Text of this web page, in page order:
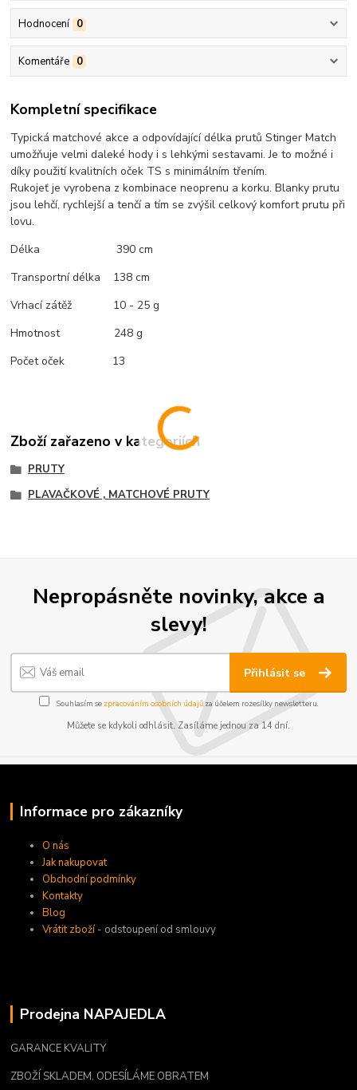
Hodnocení 0
Komentáře 0
Kompletní specifikace
Typická matchové akce a odpovídající délka prutů Stinger Match
umožňuje velmi daleké hody i s lehkými sestavami. Je to možné i
díky použití kvalitních oček TS s minimálním třením.
Rukojeť je vyrobena z kombinace neoprenu a korku.Blanky prutu
jsou lehčí, rychlejší a tenčí a tím se zvýšil celkový komfort prutu při
lovu.
Délka 390 cm
Transportní délka 138 cm
Vrhací zátěž 10 - 25 g
Hmotnost 248 g
Počet oček 13
Zboží zařazeno v kategoriích
PRUTY
PLAVAČKOVÉ , MATCHOVÉ PRUTY
Nepropásněte novinky, akce a
slevy!
Přihlásit se
Souhlasím se zpracováním osobních údajůza účelem rozesílky newsletteru.
Můžete se kdykoli odhlásit. Zasíláme jednou za 14 dní.
Informace pro zákazníky
O nás
Jak nakupovat
Obchodní podmínky
Kontakty
Blog
Vrátit zboží- odstoupení od smlouvy
Prodejna NAPAJEDLA
GARANCE KVALITY
ZBOŽÍ SKLADEM, ODESÍLÁME OBRATEM